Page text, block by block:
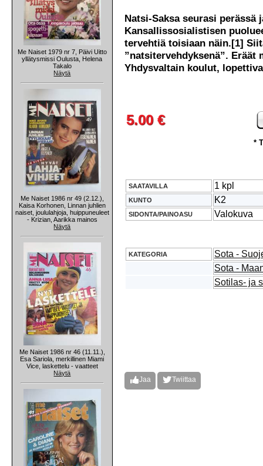
Me Naiset 1979 nr 7, Päivi Uitto
yllätysmissi Oulusta, Helena
Takalo
Näytä
Me Naiset 1986 nr 49 (2.12.),
Kaisa Korhonen, Linnan juhlien
naiset, joululahjoja, huippuneuleet
- Krizian, Aarikka mainos
Näytä
Me Naiset 1986 nr 46 (11.11.),
Esa Sariola, merkillinen Miami
Vice, laskettelu - vaatteet
Näytä
Natsi-Saksa seurasi perässä
Kansallissosialistisen
tervehtiä toisiaan näin.[1]
”natsitervehdyksenä”. Eräät
Yhdysvaltain koulut,
5.00 €
*
SAATAVILLA 1 kpl
KUNTO K2
SIDONTA/PAINOASU Valokuva
KATEGORIA
Sota -
Sota -
Sotilas- ja
Jaa Twiittaa